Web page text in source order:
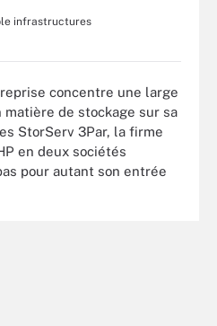
infrastructures
concentre une large
de stockage sur sa
StorServ 3Par, la firme
en deux sociétés
pour autant son entrée